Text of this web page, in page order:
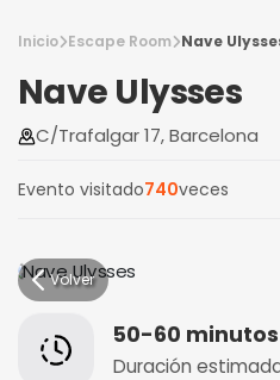
Inicio Escape Room Nave
Nave Ulysses
C/Trafalgar 17, Barcelona
Evento visitado740veces
Volver
50-60 minutos
Duración